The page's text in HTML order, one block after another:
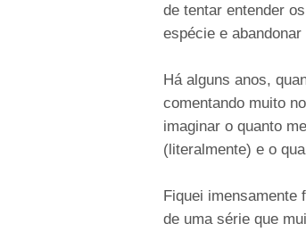
de tentar entender
espécie e
Há alguns anos,
comentando muito
imaginar o quanto
(literalmente) e o
Fiquei imensamente
de uma série que